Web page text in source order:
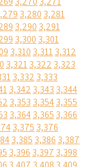
3,280 3,281
3,290 3,291
3,300 3,301
3,310 3,3113,312
3,3213,322 3,323
3,332 3,333
3,342 3,343 3,344
3,353 3,3543,355
3,3643,365 3,366
3,375 3,376
3,385 3,386 3,387
3,396 3,397 3,398